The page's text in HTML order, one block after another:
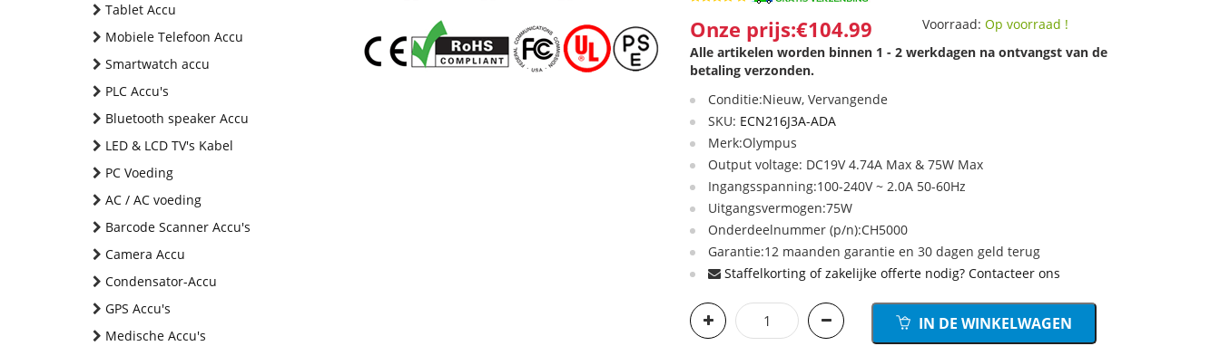
Tablet Accu
Mobiele Telefoon Accu
Smartwatch accu
PLC Accu's
Bluetooth speaker Accu
LED & LCD TV's Kabel
PC Voeding
AC / AC voeding
Barcode Scanner Accu's
Camera Accu
Condensator-Accu
GPS Accu's
Medische Accu's
Onze prijs:€104.99 Voorraad:Op voorraad !
Alle artikelen worden binnen 1 - 2 werkdagen na ontvangst van de
betaling verzonden.
Conditie:Nieuw, Vervangende
SKU: ECN216J3A-ADA
Merk:Olympus
Output voltage: DC19V 4.74A Max & 75W Max
Ingangsspanning:100-240V ~ 2.0A 50-60Hz
Uitgangsvermogen:75W
Onderdeelnummer (p/n):CH5000
Garantie:12 maanden garantie en 30 dagen geld terug
Staffelkorting of zakelijke offerte nodig? Contacteer ons
IN DE WINKELWAGEN